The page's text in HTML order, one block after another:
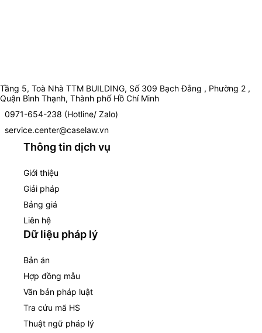
Tầng 5, Toà Nhà TTM BUILDING, Số 309 Bạch Đằng , Phường 2 ,
Quận Bình Thạnh, Thành phố Hồ Chí Minh
0971-654-238 (Hotline/ Zalo)
service.center@caselaw.vn
Thông tin dịch vụ
Giới thiệu
Giải pháp
Bảng giá
Liên hệ
Dữ liệu pháp lý
Bản án
Hợp đồng mẫu
Văn bản pháp luật
Tra cứu mã HS
Thuật ngữ pháp lý